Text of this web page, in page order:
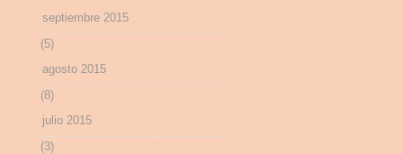
septiembre 2015
(5)
agosto 2015
(8)
julio 2015
(3)